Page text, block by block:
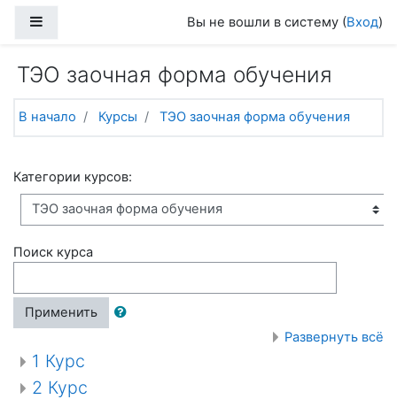
Вы не вошли в систему (Вход)
ТЭО заочная форма обучения
В начало Курсы ТЭО заочная форма обучения
Категории курсов:
Поиск курса
Применить
Развернуть всё
1 Курс
2 Курс